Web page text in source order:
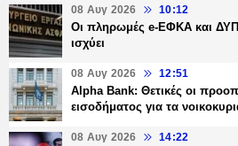
08 Αυγ 2026 10:12
Οι πληρωμές e-ΕΦΚΑ και
ισχύει
08 Αυγ 2026 12:51
Alpha Bank: Θετικές οι
εισοδήματος για τα
08 Αυγ 2026 14:22